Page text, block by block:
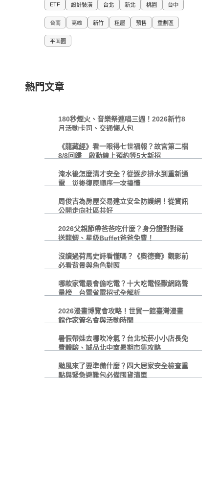
ETF 設計裝潢 台北 新北 桃園 台中
台南 高雄 新竹 租屋 預售 重劃區
平面圖
熱門文章
180秒煙火、音樂祭連唱三週！2026新竹8
月活動卡司、交通懶人包
《龍藏經》看一眼得七世福報？故宮第二檔
8/8回歸 啟動線上預約等5大新招
淹水後怎麼清才安全？從逐步排水到重新通
電 災後復原順序一次搞懂
周俊吉為房屋交易建立安全防護網！從資訊
公開走向社區共好
2026父親節帶爸爸吃什麼？身分證對對碰
送龍蝦、星級Buffet爸爸免費！
沒讀過荷馬史詩看懂嗎？《奧德賽》觀影前
必看背景與角色對照
哪款家電最會偷吃電？十大吃電怪獸網路聲
量榜 台電省電招式全解析
2026漫畫博覽會攻略！世貿一館臺灣漫畫
館作家簽名會與活動時間
暑假帶娃去哪吹冷氣？台北松菸小小店長免
費體驗、誠品北中南暑期市集攻略
颱風來了要準備什麼？四大居家安全檢查重
點與緊急避難包必備囤貨清單